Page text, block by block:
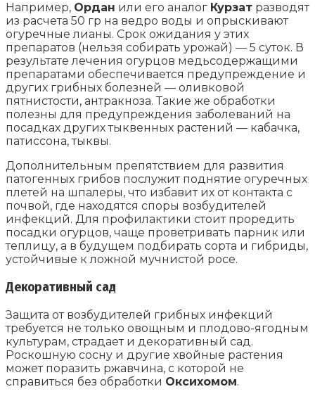
Например, Ордан или его аналог Курзат разводят
из расчета 50 гр на ведро воды и опрыскивают
огуречные лианы. Срок ожидания у этих
препаратов (нельзя собирать урожай) — 5 суток. В
результате лечения огурцов медьсодержащими
препаратами обеспечивается предупреждение и
других грибных болезней — оливковой
пятнистости, антракноза. Такие же обработки
полезны для предупреждения заболеваний на
посадках других тыквенных растений — кабачка,
патиссона, тыквы.
Дополнительным препятствием для развития
патогенных грибов послужит поднятие огуречных
плетей на шпалеры, что избавит их от контакта с
почвой, где находятся споры возбудителей
инфекций. Для профилактики стоит проредить
посадки огурцов, чаще проветривать парник или
теплицу, а в будущем подбирать сорта и гибриды,
устойчивые к ложной мучнистой росе.
Декоративный сад
Защита от возбудителей грибных инфекций
требуется не только овощным и плодово-ягодным
культурам, страдает и декоративный сад.
Роскошную сосну и другие хвойные растения
может поразить ржавчина, с которой не
справиться без обработки Оксихомом.